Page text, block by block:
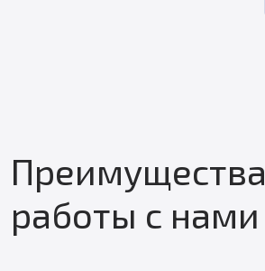
Преимущества
работы с нами